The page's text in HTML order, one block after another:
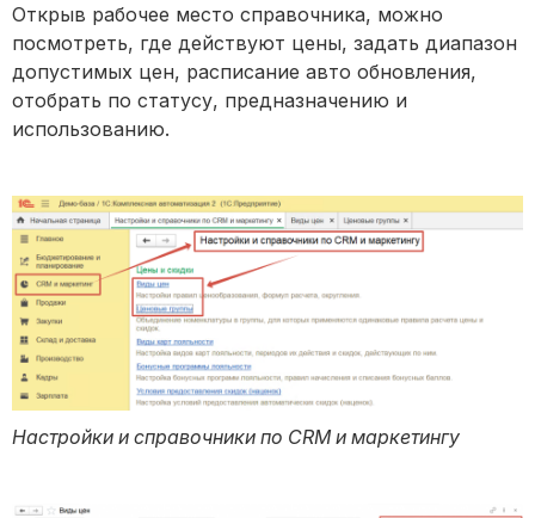
Открыв рабочее место справочника, можно
посмотреть, где действуют цены, задать диапазон
допустимых цен, расписание авто обновления,
отобрать по статусу, предназначению и
использованию.
Настройки и справочники по CRM и маркетингу